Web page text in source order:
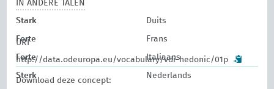
IN ANDERE TALEN
Stark Duits
Forte Frans
Forte Italiaans
Sterk Nederlands
URI
http://data.odeuropa.eu/vocabulary/vdi-hedonic/01p
Download deze concept: